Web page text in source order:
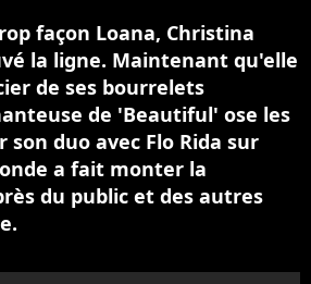
façon Loana, Christina
la ligne. Maintenant qu'elle
de ses bourrelets
de 'Beautiful' ose les
son duo avec Flo Rida sur
a fait monter la
du public et des autres